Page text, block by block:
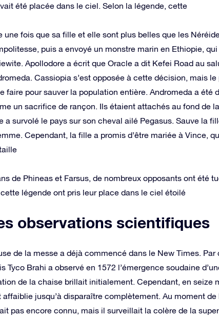
été placée dans le ciel. Selon la légende, cette
une fois que sa fille et elle sont plus belles que les
puis a envoyé un monstre marin en Ethiopie,
Apollodore a écrit que Oracle a dit Kefei Road au
Cassiopia s’est opposée à cette décision, mais
faire pour sauver la population entière. Andromeda a été
un sacrifice de rançon. Ils étaient attachés au fond de
a survolé le pays sur son cheval ailé Pegasus. Sauve la
Cependant, la fille a promis d’être mariée à Vince,
de Phineas et Farsus, de nombreux opposants ont été
légende ont pris leur place dans le ciel étoilé
observations scientifiques
de la messe a déjà commencé dans le New Times.
Tyco Brahi a observé en 1572 l’émergence soudaine
de la chaise brillait initialement. Cependant, en seize
affaiblie jusqu’à disparaître complètement. Au moment de
pas encore connu, mais il surveillait la colère de la